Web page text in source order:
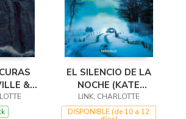
&
5)
EL SILENCIO DE LA
NOCHE (KATE
LINVILLE & CALEB
HALE 4)
LINK, CHARLOTTE
DISPONIBLE (de 10 a 12